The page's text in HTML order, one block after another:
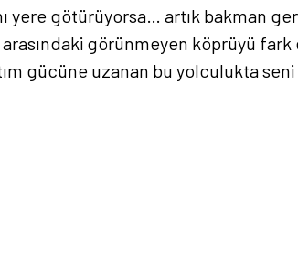
yere götürüyorsa… artık bakman
görünmeyen köprüyü
gücüne uzanan bu yolculukta seni